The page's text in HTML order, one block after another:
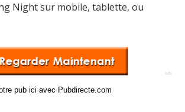
Night sur mobile, tablette, ou
pub ici avec Pubdirecte.com